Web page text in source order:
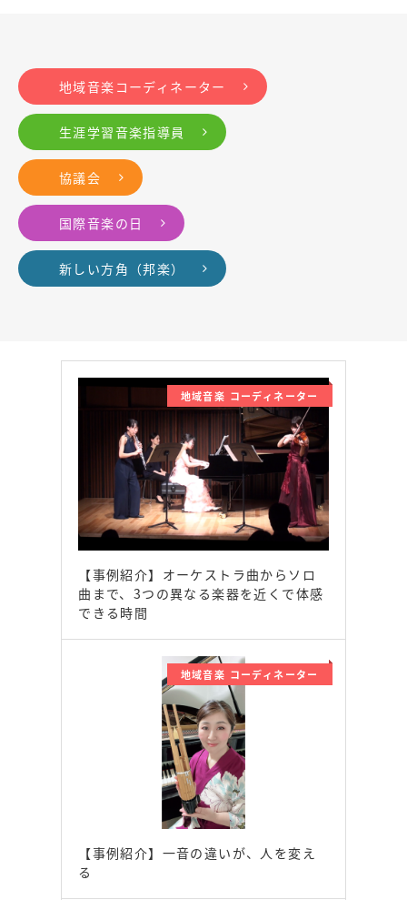
地域音楽コーディネーター
生涯学習音楽指導員
協議会
国際音楽の日
新しい方角（邦楽）
地域音楽 コーディネーター
【事例紹介】オーケストラ曲からソロ
曲まで、3つの異なる楽器を近くで体感
できる時間
地域音楽 コーディネーター
【事例紹介】一音の違いが、人を変え
る